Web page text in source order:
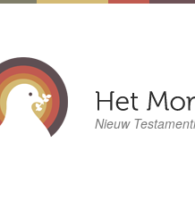
Nieuw